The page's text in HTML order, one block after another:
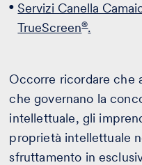
Servizi Canella
TrueScreen®.
Occorre ricordare che
che governano la
intellettuale, gli
proprietà intellettuale
sfruttamento in